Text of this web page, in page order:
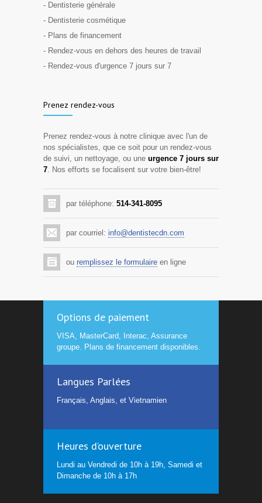
- Dentisterie générale
- Dentisterie cosmétique
- Plans de financement
- Rendez-vous en dehors des heures de travail
- Rendez-vous d'urgence 7 jours sur 7
Prenez rendez-vous
Prenez rendez-vous à notre clinique avec l'un de
nos spécialistes, que ce soit pour un rendez-vous
de suivi, un nettoyage, ou une urgence 7 jours sur
7. Nos efforts se focalisent sur votre bien-être!
par téléphone: 514-341-8095
par courriel: info@dentistecdn.com
ou remplissez le formulaire en ligne
Options de paiement
VISA, MasterCard, Interac, Assurance
groupe. Plans de financement disponibles.
Langues Parlées
Français, Anglais, et Vietnamien
Heures d’ouverture
Lundi au Vendredi de 10h à 19h, Samedi et
Dimanche de 10h à 17h